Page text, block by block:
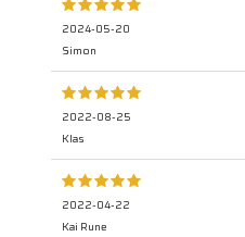
2024-05-20
Simon
2022-08-25
Klas
2022-04-22
Kai Rune